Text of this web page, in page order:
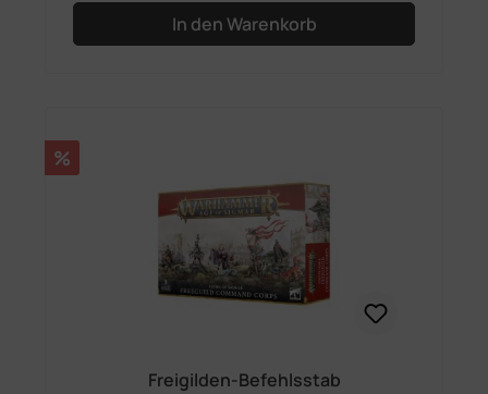
In den Warenkorb
Rabatt
%
Freigilden-Befehlsstab